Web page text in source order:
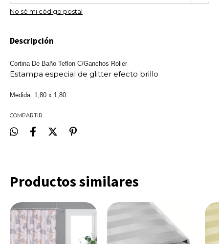
No sé mi código postal
Descripción
Cortina De Baño Teflon C/Ganchos Roller
Estampa especial de glitter efecto brillo
Medida: 1,80 x 1,80
COMPARTIR
Productos similares